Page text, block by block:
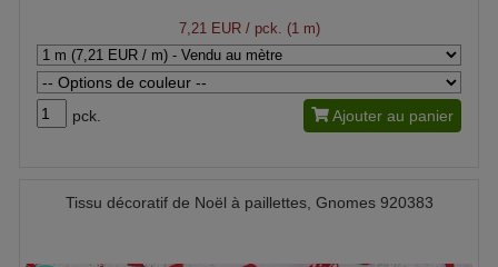
7,21 EUR/ pck. (1 m)
pck. Ajouter au panier
Tissu décoratif de Noël à paillettes, Gnomes 920383